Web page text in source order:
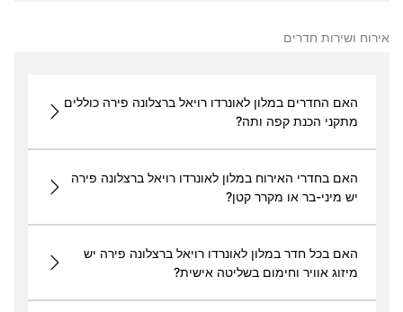
אירוח ושירות חדרים
האם החדרים במלון לאונרדו רויאל ברצלונה פירה כוללים
מתקני הכנת קפה ותה?
האם בחדרי האירוח במלון לאונרדו רויאל ברצלונה פירה
יש מיני-בר או מקרר קטן?
האם בכל חדר במלון לאונרדו רויאל ברצלונה פירה יש
מיזוג אוויר וחימום בשליטה אישית?